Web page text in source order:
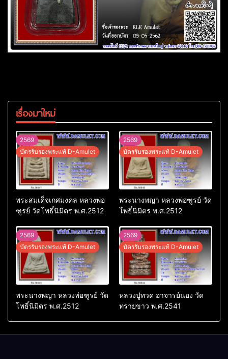
เรื่องมาใหม่
2569
บัตรรับรองพระแท้ D-Amulet
พระสมเด็จเกศมงคล หลวงพ่อ
ฑูรย์ วัดโพธิ์นิมิตร พ.ศ.2512
2569
บัตรรับรองพระแท้ D-Amulet
พระนางพญา หลวงพ่อฑูรย์ วัด
โพธิ์นิมิตร พ.ศ.2512
2569
บัตรรับรองพระแท้ D-Amulet
พระนางพญา หลวงพ่อฑูรย์ วัด
โพธิ์นิมิตร พ.ศ.2512
2569
บัตรรับรองพระแท้ D-Amulet
หลวงปู่ทวด อาจารย์นอง วัด
ทรายขาว พ.ศ.2541